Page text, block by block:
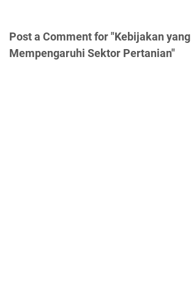
Post a Comment for "Kebijakan yang
Mempengaruhi Sektor Pertanian"